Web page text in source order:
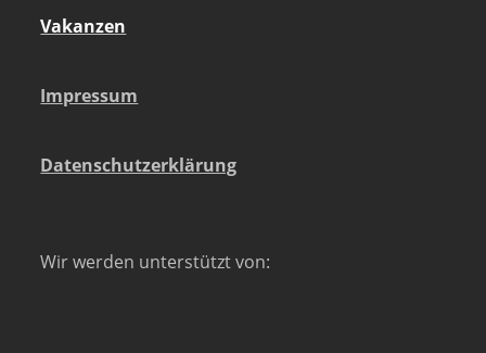
Vakanzen
Impressum
Datenschutzerklärung
Wir werden unterstützt von: